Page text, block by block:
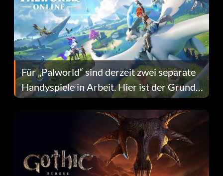
Für „Palworld“ sind derzeit zwei separate
Handyspiele in Arbeit. Hier ist der Grund
dafür.